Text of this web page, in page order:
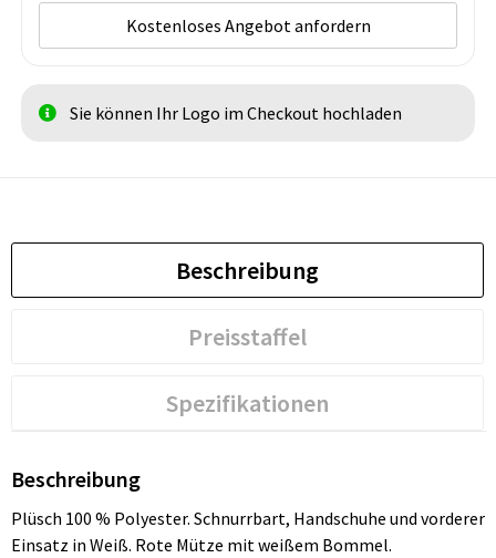
Kostenloses Angebot anfordern
Sie können Ihr Logo im Checkout hochladen
Beschreibung
Preisstaffel
Spezifikationen
Beschreibung
Plüsch 100 % Polyester. Schnurrbart, Handschuhe und vorderer
Einsatz in Weiß. Rote Mütze mit weißem Bommel.